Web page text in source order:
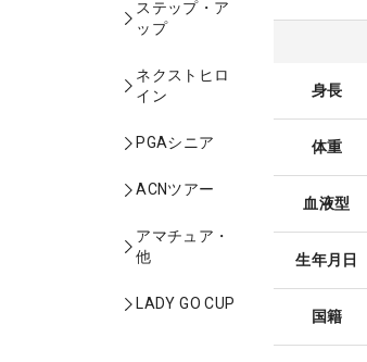
ステップ・ア
ップ
ネクストヒロ
イン
PGAシニア
ACNツアー
アマチュア・
他
LADY GO CUP
身長
体重
血液型
生年月日
国籍